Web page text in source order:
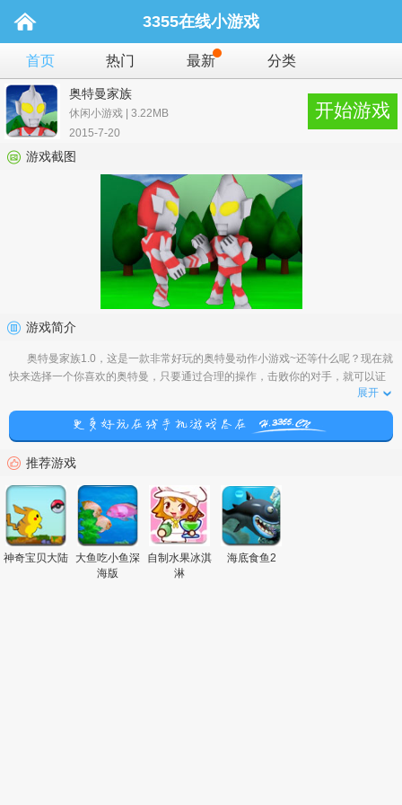
3355在线小游戏
首页 热门 最新 分类
奥特曼家族
休闲小游戏 | 3.22MB
2015-7-20
开始游戏
游戏截图
游戏简介
奥特曼家族1.0，这是一款非常好玩的奥特曼动作小游戏~还等什么呢？现在就
快来选择一个你喜欢的奥特曼，只要通过合理的操作，击败你的对手，就可以证
展开
推荐游戏
神奇宝贝大陆
大鱼吃小鱼深
海版
自制水果冰淇
淋
海底食鱼2